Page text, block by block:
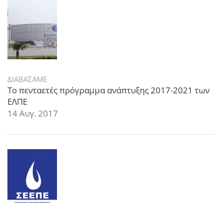
ΔΙΑΒΑΣΑΜΕ
Το πενταετές πρόγραμμα ανάπτυξης 2017-2021 των
ΕΛΠΕ
14 Αυγ. 2017